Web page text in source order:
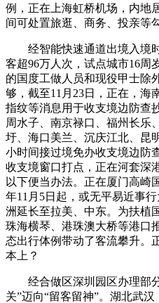
例，正在上海虹桥机场，内地
间可处置旅逛、商务、投亲等
经智能快速通道出境入境时
客超96万人次，试点城市16周
的国度工做人员和现役甲士除
够，截至11月23日，正在，海
指纹等消息用于收支境边防查
周水子、南京禄口、福州长乐
圩、海口美兰、沉庆江北、昆
小时间接过境免办收支境边防
收支境窗口打点，正在河套深
以下便当办法。正在厦门高崎
年11月5日起，或无平易近事
洲延长至拉美、中东。为扶植
珠海横琴、港珠澳大桥等港口
态出行体例带动了客流攀升。
本上？
经合做区深圳园区办理部分
关”迈向“留客留神”。湖北武